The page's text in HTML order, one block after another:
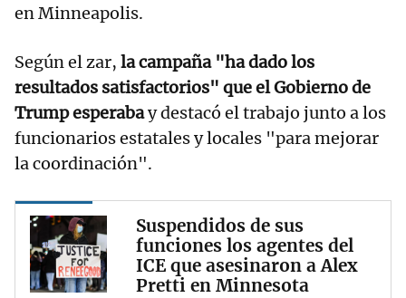
en Minneapolis.
Según el zar, la campaña "ha dado los
resultados satisfactorios" que el Gobierno de
Trump esperabay destacó el trabajo junto a los
funcionarios estatales y locales "para mejorar
la coordinación".
Suspendidos de sus
funciones los agentes del
ICE que asesinaron a Alex
Pretti en Minnesota